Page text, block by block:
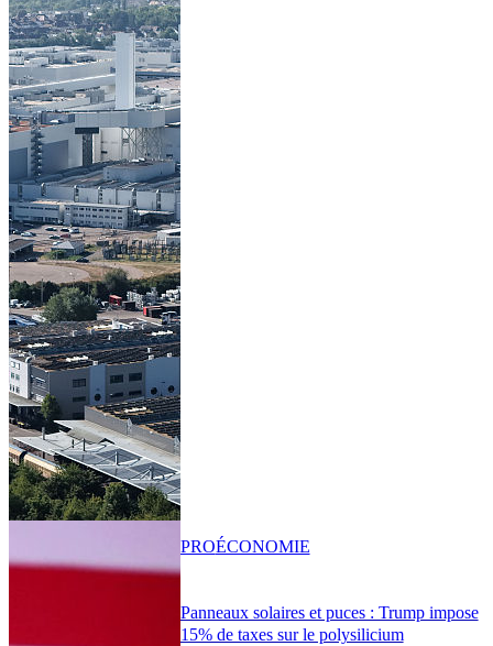
Panneaux solaires et puces : Trump impose
15% de taxes sur le polysilicium
PROÉCONOMIE